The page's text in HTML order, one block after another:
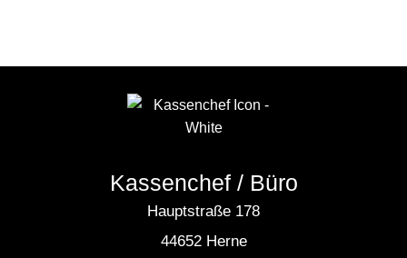
Kassenchef / Büro
Hauptstraße 178
44652 Herne